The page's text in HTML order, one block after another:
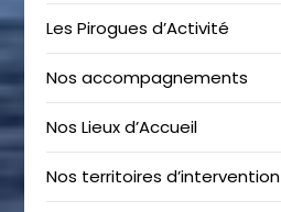
Les Pirogues d’Activité
Nos accompagnements
Nos Lieux d’Accueil
Nos territoires d’intervention